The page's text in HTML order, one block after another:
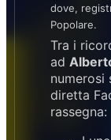
dove,
Popolare.
Tra i
ad
numerosi
diretta
rassegna: